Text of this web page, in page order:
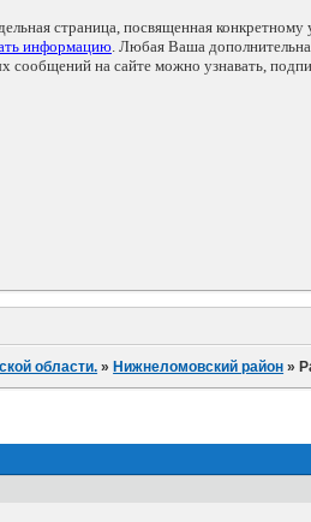
страница, посвященная
информацию. Любая Ваша
на сайте можно узнавать,
области. » Нижнеломовский район »